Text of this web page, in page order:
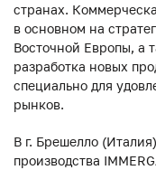
странах.
в основном на
Восточной Европы, а
разработка новых
специально для
рынков.
В г. Брешелло
производства